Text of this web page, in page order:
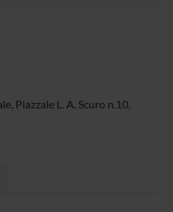
Piazzale L. A. Scuro n.10,